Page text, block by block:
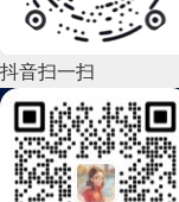
2022年5月(143)
2022年4月(86)
2022年3月(119)
2022年2月(53)
抖音扫一扫